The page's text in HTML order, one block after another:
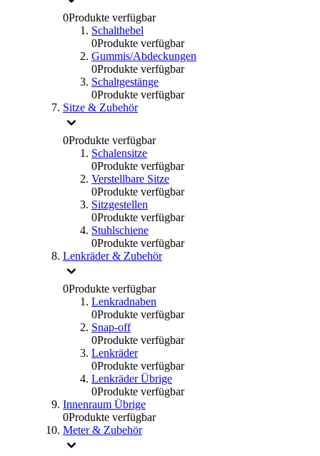
0Produkte verfügbar
Schalthebel
0Produkte verfügbar
Gummis/Abdeckungen
0Produkte verfügbar
Schaltgestänge
0Produkte verfügbar
Sitze & Zubehör
0Produkte verfügbar
Schalensitze
0Produkte verfügbar
Verstellbare Sitze
0Produkte verfügbar
Sitzgestellen
0Produkte verfügbar
Stuhlschiene
0Produkte verfügbar
Lenkräder & Zubehör
0Produkte verfügbar
Lenkradnaben
0Produkte verfügbar
Snap-off
0Produkte verfügbar
Lenkräder
0Produkte verfügbar
Lenkräder Übrige
0Produkte verfügbar
Innenraum Übrige
0Produkte verfügbar
Meter & Zubehör